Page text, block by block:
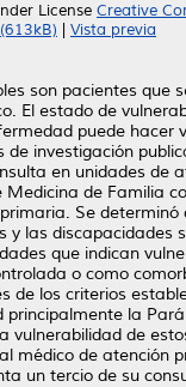
License Creative
Vista previa
son pacientes que
El estado de
puede hacer
investigación
en unidades de
Medicina de Familia
Se
y las discapacidades
que indican
o como
de los criterios
principalmente la
vulnerabilidad de
médico de atención
un tercio de su